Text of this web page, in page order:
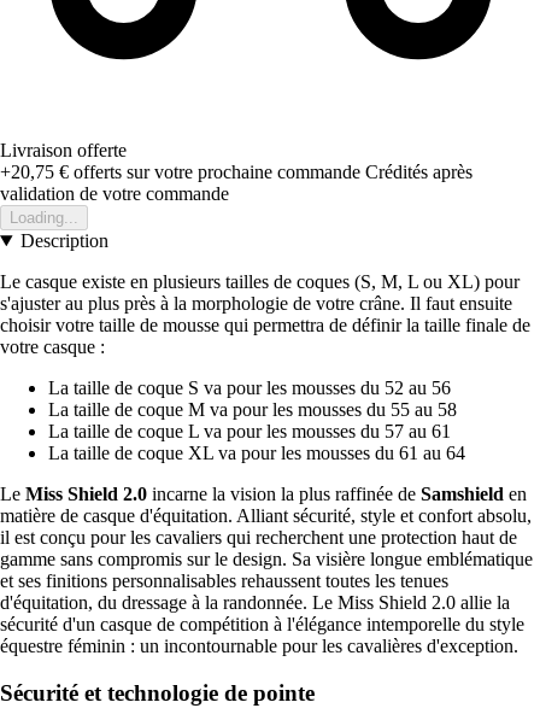
Livraison offerte
+20,75 € offerts sur votre prochaine commande Crédités après
validation de votre commande
Loading...
Description
Le casque existe en plusieurs tailles de coques (S, M, L ou XL) pour
s'ajuster au plus près à la morphologie de votre crâne. Il faut ensuite
choisir votre taille de mousse qui permettra de définir la taille finale de
votre casque :
La taille de coque S va pour les mousses du 52 au 56
La taille de coque M va pour les mousses du 55 au 58
La taille de coque L va pour les mousses du 57 au 61
La taille de coque XL va pour les mousses du 61 au 64
Le Miss Shield 2.0 incarne la vision la plus raffinée de Samshield en
matière de casque d'équitation. Alliant sécurité, style et confort absolu,
il est conçu pour les cavaliers qui recherchent une protection haut de
gamme sans compromis sur le design. Sa visière longue emblématique
et ses finitions personnalisables rehaussent toutes les tenues
d'équitation, du dressage à la randonnée. Le Miss Shield 2.0 allie la
sécurité d'un casque de compétition à l'élégance intemporelle du style
équestre féminin : un incontournable pour les cavalières d'exception.
Sécurité et technologie de pointe